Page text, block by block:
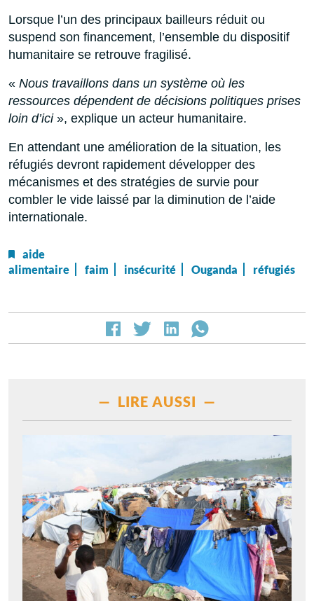
Lorsque l’un des principaux bailleurs réduit ou
suspend son financement, l’ensemble du dispositif
humanitaire se retrouve fragilisé.
« Nous travaillons dans un système où les
ressources dépendent de décisions politiques prises
loin d’ici», explique un acteur humanitaire.
En attendant une amélioration de la situation, les
réfugiés devront rapidement développer des
mécanismes et des stratégies de survie pour
combler le vide laissé par la diminution de l’aide
internationale.
aide
alimentaire
faim insécurité Ouganda réfugiés
— LIRE AUSSI —